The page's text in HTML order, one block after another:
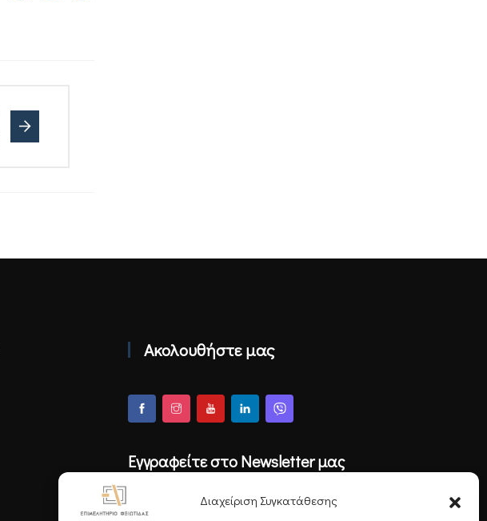
Διαχείριση Συγκατάθεσης
Ακολουθήστε μας
Εγγραφείτε στο Newsletter μας